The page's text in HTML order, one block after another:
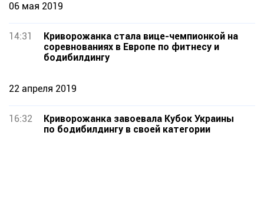
06 мая 2019
14:31
Криворожанка стала вице-чемпионкой на
соревнованиях в Европе по фитнесу и
бодибилдингу
22 апреля 2019
16:32
Криворожанка завоевала Кубок Украины
по бодибилдингу в своей категории